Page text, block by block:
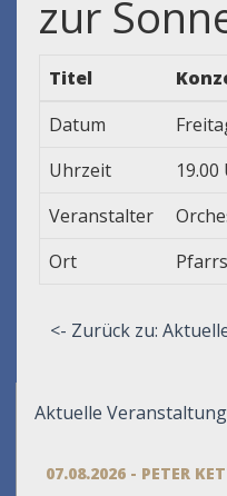
zur
Titel
Datum
Uhrzeit
Veranstalter
Ort
<- Zurück zu:
Aktuelle
07.08.2026 - PETER